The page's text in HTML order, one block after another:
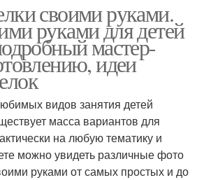
своими руками.
руками для детей
мастер-
идеи
видов занятия детей
масса вариантов для
на любую тематику и
можно увидеть различные фото
руками от самых простых и до